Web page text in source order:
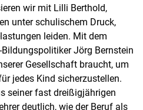
wir mit Lilli Berthold,
unter schulischem Druck,
leiden. Mit dem
Jörg Bernstein
Gesellschaft braucht, um
jedes Kind sicherzustellen.
seiner fast dreißigjährigen
deutlich, wie der Beruf als